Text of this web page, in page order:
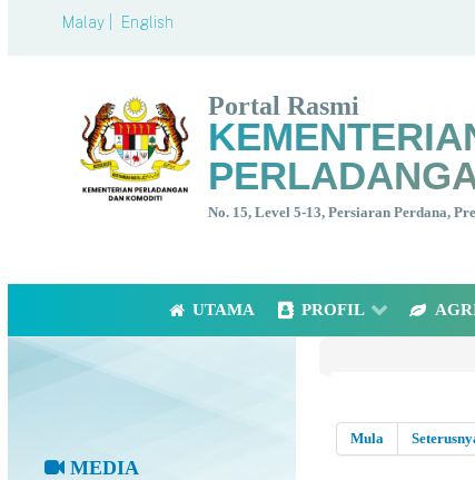
Malay | English
Portal Rasmi
No. 15, Level 5-13, Persiaran Perdana,
UTAMA PROFIL
MEDIA
Mula